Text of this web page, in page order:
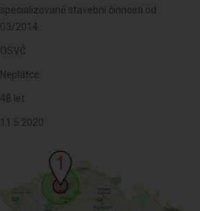
specializované stavební činnosti od
03/2014
OSVČ
Neplátce
48 let
11.5.2020